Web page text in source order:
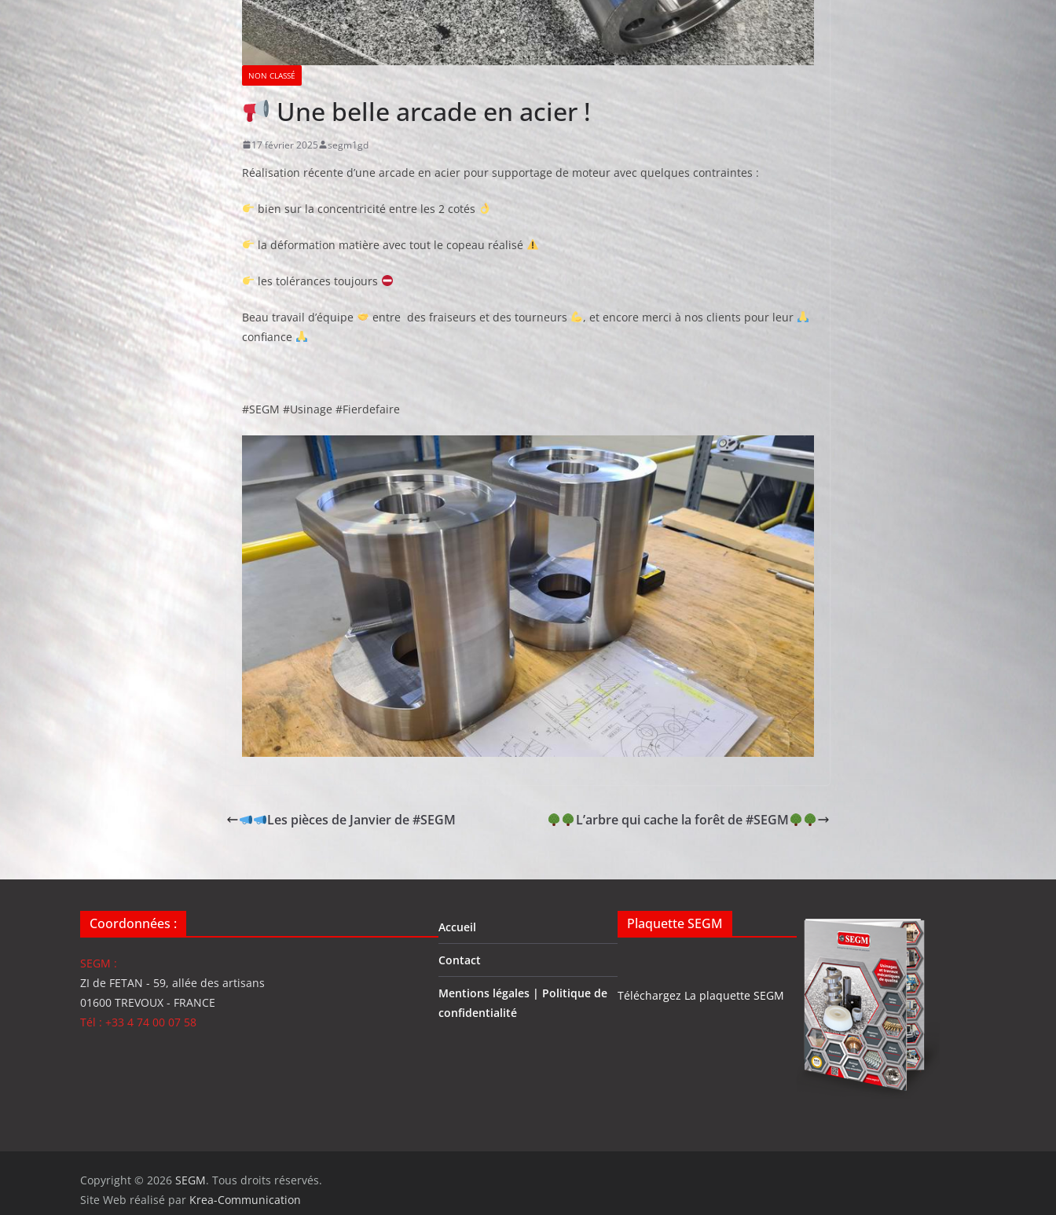
NON CLASSÉ
Une belle arcade en acier !
17 février 2025 segm1gd
Réalisation récente d’une arcade en acier pour supportage de moteur avec quelques contraintes :
bien sur la concentricité entre les 2 cotés
la déformation matière avec tout le copeau réalisé
les tolérances toujours
Beau travail d’équipe entre des fraiseurs et des tourneurs
, et encore merci à nos clients pour leur
confiance
#SEGM #Usinage #Fierdefaire
Les pièces de Janvier de #SEGM L’arbre qui cache la forêt de #SEGM
Coordonnées :
SEGM :
ZI de FETAN - 59, allée des artisans
01600 TREVOUX - FRANCE
Tél : +33 4 74 00 07 58
Accueil
Contact
Mentions légales | Politique de
confidentialité
Plaquette SEGM
Téléchargez La plaquette SEGM
Copyright © 2026 SEGM. Tous droits réservés.
Site Web réalisé par Krea-Communication